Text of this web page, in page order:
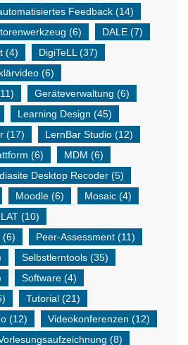
Feedback (14)
(6) DALE (7)
(4) DigiTeLL (37)
(6)
Geräteverwaltung (6)
Learning Design (45)
(17) LernBar Studio (12)
(6) MDM (6)
Desktop Recoder (5)
Moodle (6) Mosaic (4)
(10)
(6) Peer-Assessment (11)
Selbstlerntools (35)
Software (4)
Tutorial (21)
(12) Videokonferenzen (12)
(8)